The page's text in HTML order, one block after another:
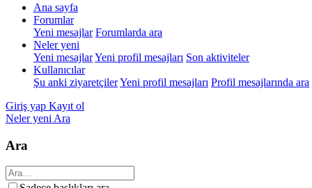
Ana sayfa
Forumlar
Yeni mesajlar Forumlarda ara
Neler yeni
Yeni mesajlarYeni profil mesajları Son aktiviteler
Kullanıcılar
Şu anki ziyaretçilerYeni profil mesajları Profil mesajlarında ara
Giriş yap Kayıt ol
Neler yeni Ara
Ara